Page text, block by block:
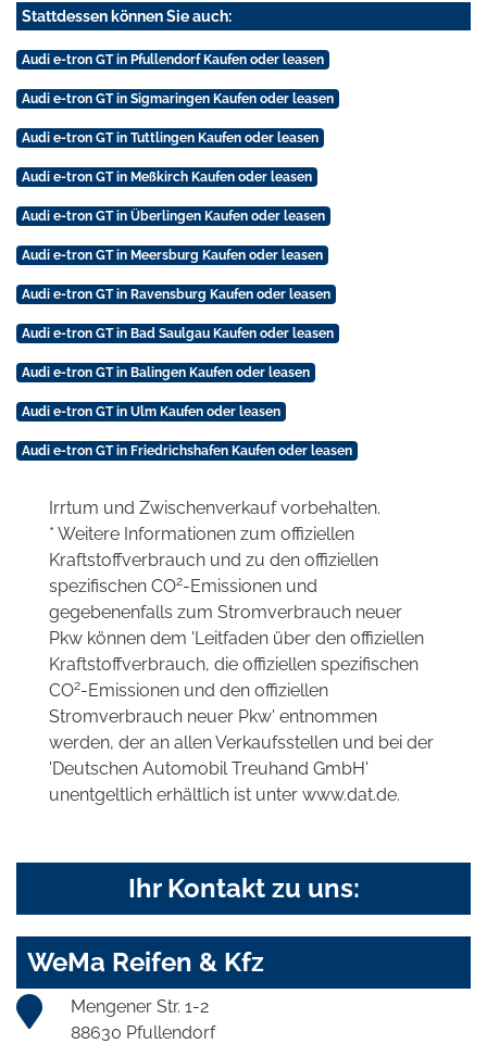
Stattdessen können Sie auch:
Audi e-tron GT in Pfullendorf Kaufen oder leasen
Audi e-tron GT in Sigmaringen Kaufen oder leasen
Audi e-tron GT in Tuttlingen Kaufen oder leasen
Audi e-tron GT in Meßkirch Kaufen oder leasen
Audi e-tron GT in Überlingen Kaufen oder leasen
Audi e-tron GT in Meersburg Kaufen oder leasen
Audi e-tron GT in Ravensburg Kaufen oder leasen
Audi e-tron GT in Bad Saulgau Kaufen oder leasen
Audi e-tron GT in Balingen Kaufen oder leasen
Audi e-tron GT in Ulm Kaufen oder leasen
Audi e-tron GT in Friedrichshafen Kaufen oder leasen
Irrtum und Zwischenverkauf vorbehalten.
* Weitere Informationen zum offiziellen
Kraftstoffverbrauch und zu den offiziellen
spezifischen CO2-Emissionen und
gegebenenfalls zum Stromverbrauch neuer
Pkw können dem 'Leitfaden über den offiziellen
Kraftstoffverbrauch, die offiziellen spezifischen
CO2-Emissionen und den offiziellen
Stromverbrauch neuer Pkw' entnommen
werden, der an allen Verkaufsstellen und bei der
'Deutschen Automobil Treuhand GmbH'
unentgeltlich erhältlich ist unter www.dat.de.
Ihr Kontakt zu uns:
WeMa Reifen & Kfz
Mengener Str. 1-2
88630 Pfullendorf